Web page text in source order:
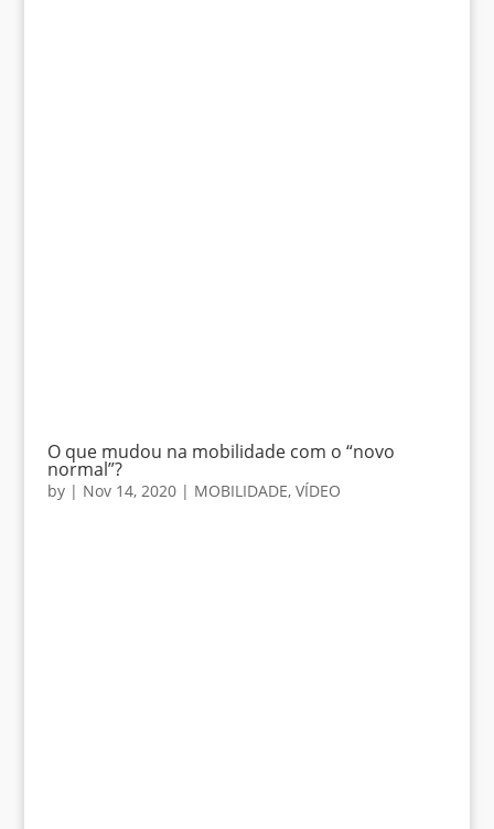
O que mudou na mobilidade com o “novo
normal”?
by | Nov 14, 2020| MOBILIDADE, VÍDEO